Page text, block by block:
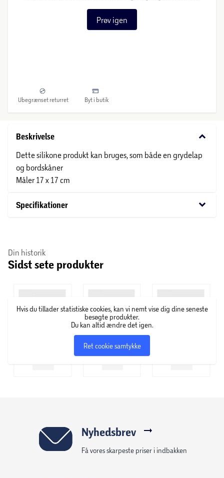
Prøv igen
Ubegrænset returret Byt i butik
Beskrivelse keyboard_arrow_down
Dette silikone produkt kan bruges, som både en grydelap
og bordskåner
Måler 17 x 17 cm
Specifikationer keyboard_arrow_down
Din historik
Sidst sete produkter
Hvis du tillader statistiske cookies, kan vi nemt vise dig dine seneste
besøgte produkter.
Du kan altid ændre det igen.
Ret cookie samtykke
Nyhedsbrev
Få vores skarpeste priser i indbakken